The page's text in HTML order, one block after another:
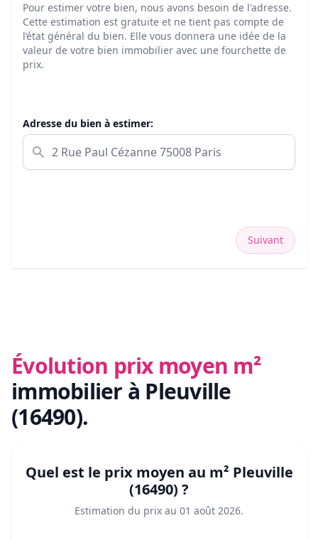
Pour estimer votre bien, nous avons besoin de l'adresse.
Cette estimation est gratuite et ne tient pas compte de
l’état général du bien. Elle vous donnera une idée de la
valeur de votre bien immobilier avec une fourchette de
prix.
Adresse du bien à estimer:
Suivant
Évolution prix moyen m²
immobilier à Pleuville
(16490).
Quel est le prix moyen au m² Pleuville
(16490) ?
Estimation du prix au 01 août 2026.